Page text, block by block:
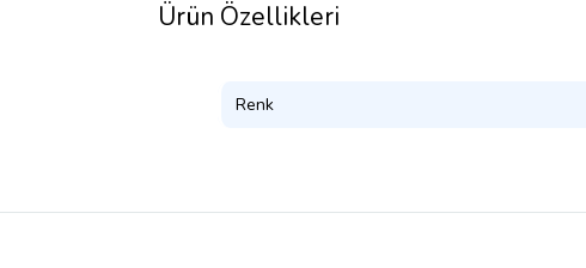
Ürün Özellikleri
Renk